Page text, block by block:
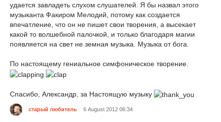
удается завладеть слухом слушателей. Я бы назвал этого
музыканта Факиром Мелодий, потому как создается
впечатление, что он не пишет свои творения, а высекает
какой то волшебной палочкой, и только благодаря магии
появляется на свет не земная музыка. Музыка от бога.
По настоящему гениальное симфоническое творение.
Спасибо, Александр, за Настоящую музыку
старый любитель 6 August 2012 06:34